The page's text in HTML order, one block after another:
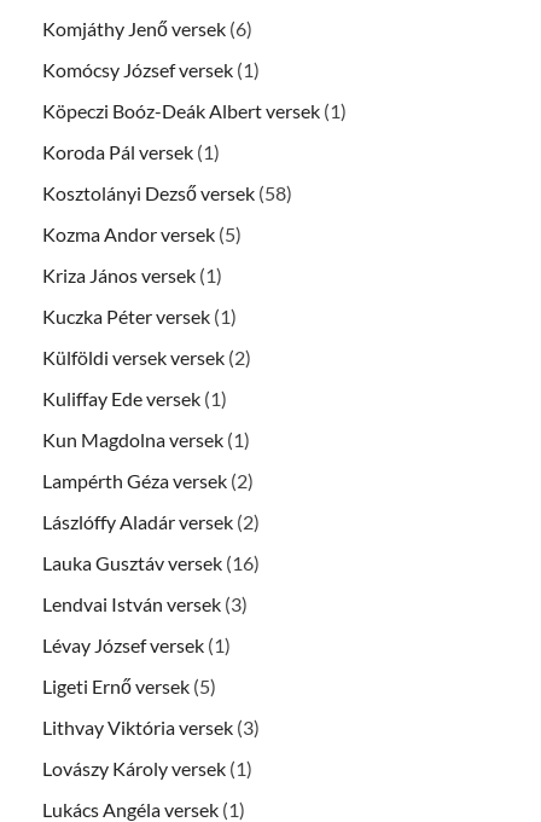
Komjáthy Jenő versek (6)
Komócsy József versek (1)
Köpeczi Boóz-Deák Albert versek (1)
Koroda Pál versek (1)
Kosztolányi Dezső versek (58)
Kozma Andor versek (5)
Kriza János versek (1)
Kuczka Péter versek (1)
Külföldi versek versek (2)
Kuliffay Ede versek (1)
Kun Magdolna versek (1)
Lampérth Géza versek (2)
Lászlóffy Aladár versek (2)
Lauka Gusztáv versek (16)
Lendvai István versek (3)
Lévay József versek (1)
Ligeti Ernő versek (5)
Lithvay Viktória versek (3)
Lovászy Károly versek (1)
Lukács Angéla versek (1)